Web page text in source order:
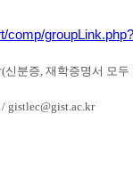
comp/
신분증, 재학증명서 모두
gistlec@gist.ac.kr